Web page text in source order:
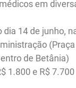
em
dia 14 de junho,
de Betânia)
1.800 e R$ 7.700